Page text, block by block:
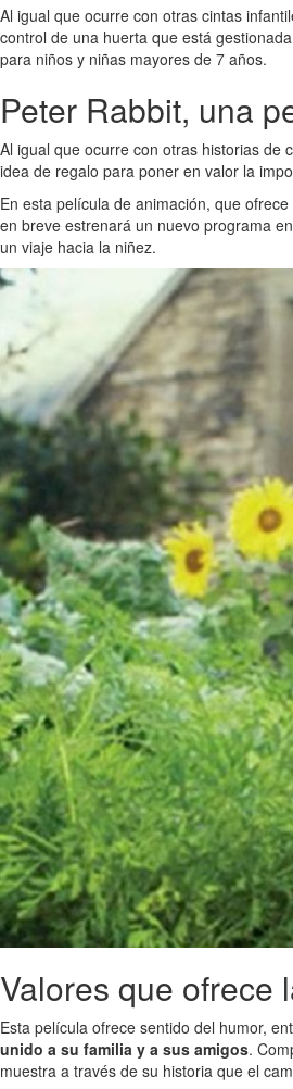
Al igual que ocurre con otras cintas
control de una huerta que está
para niños y niñas mayores de 7 años.
Peter Rabbit, una
Al igual que ocurre con otras historias de
idea de regalo para poner en valor la
En esta película de animación, que
en breve estrenará un nuevo programa
un viaje hacia la niñez.
Valores que ofrece
Esta película ofrece sentido del humor,
unido a su familia y a sus amigos.
muestra a través de su historia que el